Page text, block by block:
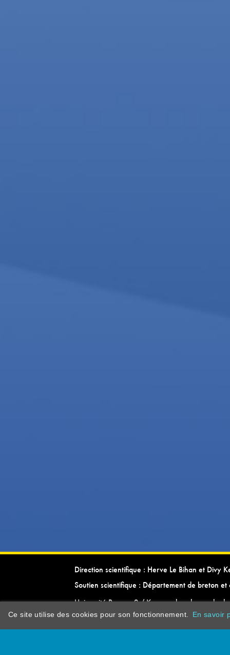
Direction scientifique : Herve Le Bihan et Divy
Soutien scientifique : Département de breton et
Université Rennes 2 / Kevrenn brezhoneg ha
Ce site utilise des cookies pour son fonctionnement. En savoir